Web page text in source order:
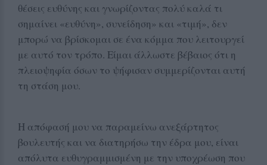
θέσεις ευθύνης και γνωρίζοντας πολύ καλά τι
σημαίνει «ευθύνη», συνείδηση» και «τιμή», δεν
μπορώ να βρίσκομαι σε ένα κόμμα που λειτουργεί
με αυτό τον τρόπο. Είμαι άλλωστε βέβαιος ότι η
πλειοψηφία όσων το ψήφισαν συμμερίζονται αυτή
τη στάση μου.
Η απόφασή μου να παραμείνω ανεξάρτητος
βουλευτής και να διατηρήσω την έδρα μου, είναι
απόλυτα ευθυγραμμισμένη με την υποχρέωση που